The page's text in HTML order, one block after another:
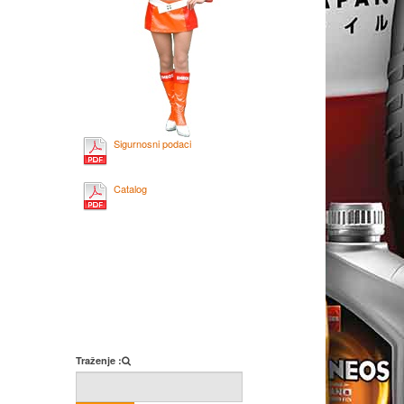
Sigurnosni podaci
Catalog
Traženje :